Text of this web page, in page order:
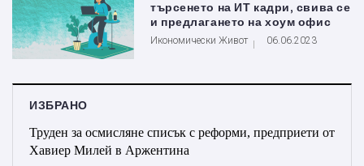
търсенето на ИТ кадри, свива се
и предлагането на хоум офис
Икономически Живот 06.06.2023
ИЗБРАНО
Труден за осмисляне списък с реформи, предприети от
Хавиер Милей в Аржентина